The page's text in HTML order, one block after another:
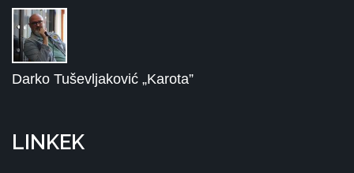
Darko Tuševljaković „Karota”
LINKEK